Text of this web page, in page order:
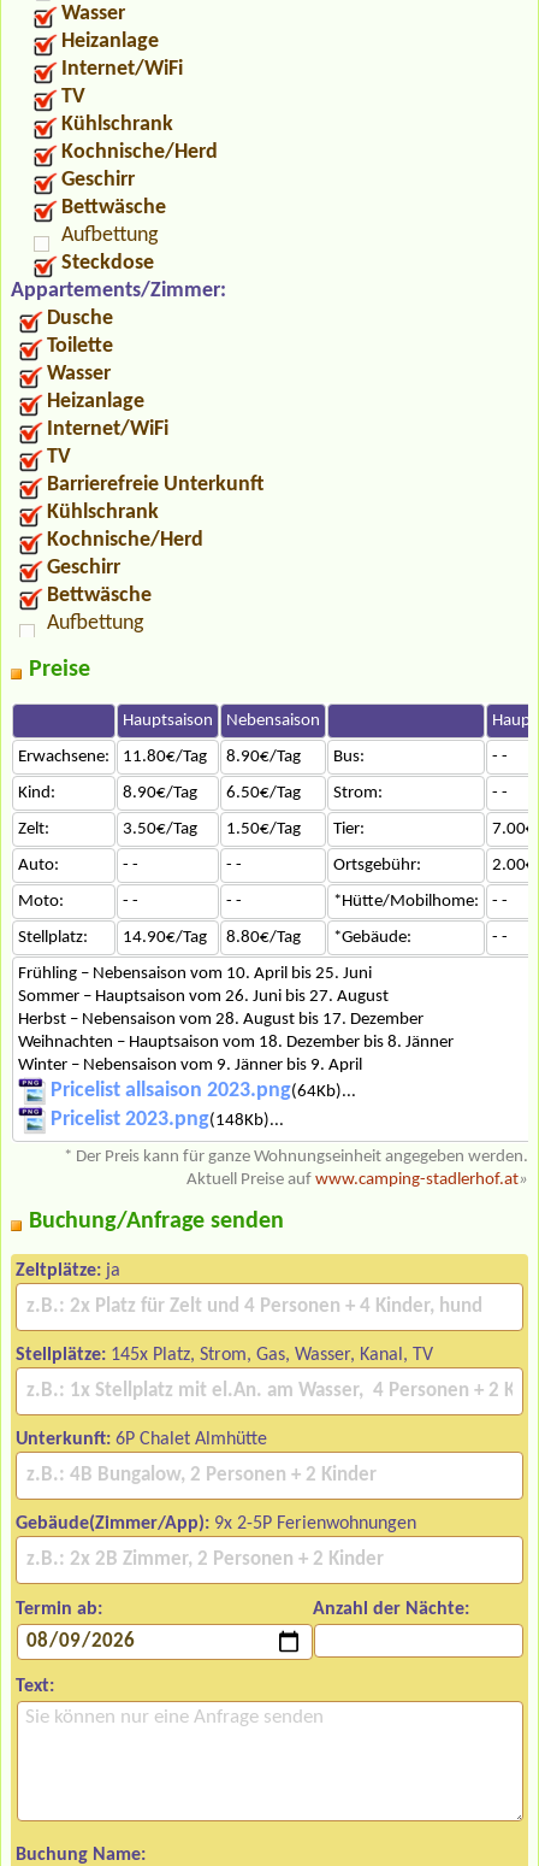
Wasser
Heizanlage
Internet/WiFi
TV
Kühlschrank
Kochnische/Herd
Geschirr
Bettwäsche
Aufbettung
Steckdose
Appartements/Zimmer:
Dusche
Toilette
Wasser
Heizanlage
Internet/WiFi
TV
Barrierefreie Unterkunft
Kühlschrank
Kochnische/Herd
Geschirr
Bettwäsche
Aufbettung
Preise
Hauptsaison Nebensaison
Erwachsene:
11.80€/Tag 8.90€/Tag Bus:
- -
Kind:
8.90€/Tag 6.50€/Tag Strom:
- -
Zelt:
3.50€/Tag 1.50€/Tag Tier:
Auto:
- - - - Ortsgebühr:
Moto:
- - - - *Hütte/Mobilhome:
- -
Stellplatz:
14.90€/Tag 8.80€/Tag *Gebäude:
- -
Frühling – Nebensaison vom 10. April bis 25. Juni
Sommer – Hauptsaison vom 26. Juni bis 27. August
Herbst – Nebensaison vom 28. August bis 17. Dezember
Weihnachten – Hauptsaison vom 18. Dezember bis 8. Jänner
Winter – Nebensaison vom 9. Jänner bis 9. April
Pricelist allsaison 2023.png(64Kb)...
Pricelist 2023.png(148Kb)...
* Der Preis kann für ganze Wohnungseinheit angegeben werden.
Aktuell Preise auf www.camping-stadlerhof.at»
Buchung/Anfrage senden
Zeltplätze: ja
Stellplätze: 145x Platz, Strom, Gas, Wasser, Kanal, TV
Unterkunft: 6P Chalet Almhütte
Gebäude(Zimmer/App): 9x 2-5P Ferienwohnungen
Termin ab: Anzahl der Nächte:
Text:
Buchung Name: